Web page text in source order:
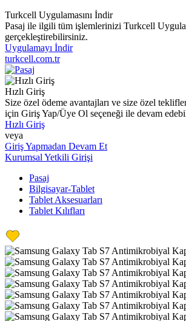
Turkcell Uygulamasını İndir
Pasaj ile ilgili tüm işlemlerinizi Turkcell
gerçekleştirebilirsiniz.
Uygulamayı İndir
turkcell.com.tr
Hızlı Giriş
Size özel ödeme avantajları ve size özel
için Giriş Yap/Üye Ol seçeneği ile devam
Hızlı Giriş
veya
Giriş Yapmadan Devam Et
Kurumsal Yetkili Girişi
Pasaj
Bilgisayar-Tablet
Tablet Aksesuarları
Tablet Kılıfları